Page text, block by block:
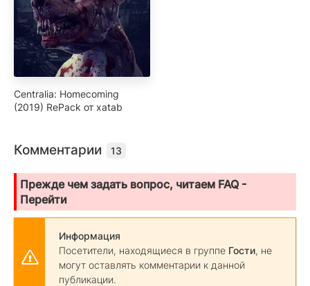
Centralia: Homecoming
(2019) RePack от xatab
Комментарии 13
Прежде чем задать вопрос, читаем FAQ -
Перейти
Информация
Посетители, находящиеся в группе Гости, не
могут оставлять комментарии к данной
публикации.